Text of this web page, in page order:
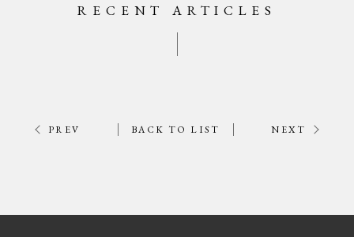
RECENT ARTICLES
PREV BACK TO LIST NEXT